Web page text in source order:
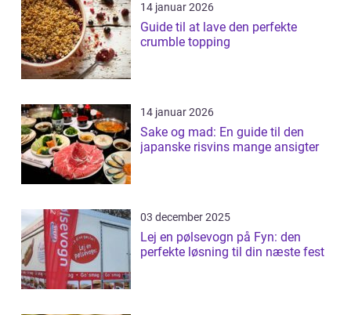
14 januar 2026
Guide til at lave den perfekte
crumble topping
14 januar 2026
Sake og mad: En guide til den
japanske risvins mange ansigter
03 december 2025
Lej en pølsevogn på Fyn: den
perfekte løsning til din næste fest